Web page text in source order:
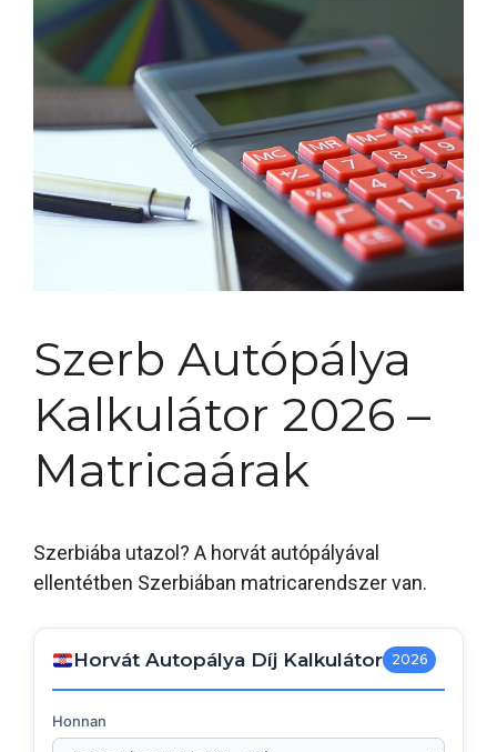
Szerb Autópálya
Kalkulátor 2026 –
Matricaárak
Szerbiába utazol? A horvát autópályával
ellentétben Szerbiában matricarendszer van.
Horvát Autopálya Díj Kalkulátor 2026
Honnan